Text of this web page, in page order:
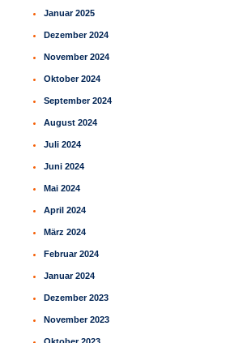
Januar 2025
Dezember 2024
November 2024
Oktober 2024
September 2024
August 2024
Juli 2024
Juni 2024
Mai 2024
April 2024
März 2024
Februar 2024
Januar 2024
Dezember 2023
November 2023